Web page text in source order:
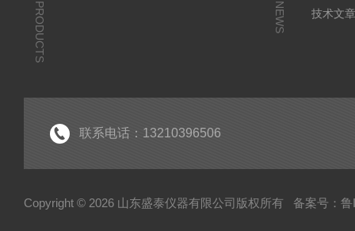
PRODUCTS NEWS
技术文
联系电话：13210396506
Copyright © 2026 山东盛泰仪器有限公司版权所有 备案号：